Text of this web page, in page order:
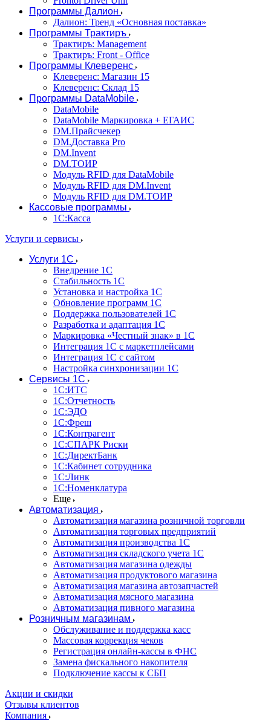
Программы Далион
Далион: Тренд «Основная поставка»
Программы Трактиръ
Трактиръ: Management
Трактиръ: Front - Office
Программы Клеверенс
Клеверенс: Магазин 15
Клеверенс: Склад 15
Программы DataMobile
DataMobile
DataMobile Маркировка + ЕГАИС
DM.Прайсчекер
DM.Доставка Pro
DM.Invent
DM.ТОИР
Модуль RFID для DataMobile
Модуль RFID для DM.Invent
Модуль RFID для DM.ТОИР
Кассовые программы
1С:Касса
Услуги и сервисы
Услуги 1С
Внедрение 1С
Стабильность 1С
Установка и настройка 1С
Обновление программ 1С
Поддержка пользователей 1С
Разработка и адаптация 1С
Маркировка «Честный знак» в 1С
Интеграция 1С с маркетплейсами
Интеграция 1С с сайтом
Настройка синхронизации 1С
Сервисы 1С
1С:ИТС
1С:Отчетность
1С:ЭДО
1С:Фреш
1С:Контрагент
1С:CПАРК Риски
1С:ДиректБанк
1С:Кабинет сотрудника
1С:Линк
1С:Номенклатура
Еще
Автоматизация
Автоматизация магазина розничной торговли
Автоматизация торговых предприятий
Автоматизация производства 1С
Автоматизация складского учета 1C
Автоматизация магазина одежды
Автоматизация продуктового магазина
Автоматизация магазина автозапчастей
Автоматизация мясного магазина
Автоматизация пивного магазина
Розничным магазинам
Обслуживание и поддержка касс
Массовая коррекция чеков
Регистрация онлайн-кассы в ФНС
Замена фискального накопителя
Подключение кассы к СБП
Акции и скидки
Отзывы клиентов
Компания